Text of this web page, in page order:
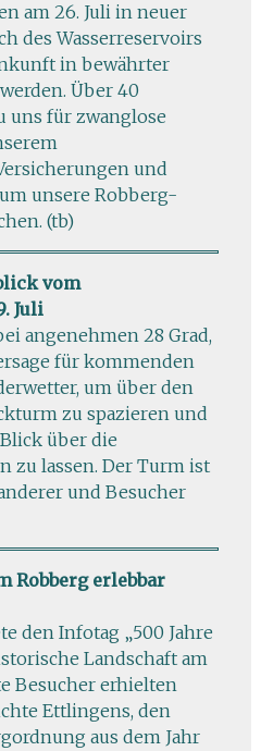
am 26. Juli in neuer
des Wasserreservoirs
in bewährter
Über 40
uns für zwanglose
und
unsere Robberg-
(tb)
vom
Juli
angenehmen 28 Grad,
für kommenden
um über den
zu spazieren und
über die
zu lassen. Der Turm ist
und Besucher
Robberg erlebbar
den Infotag „500 Jahre
Landschaft am
Besucher erhielten
Ettlingens, den
aus dem Jahr